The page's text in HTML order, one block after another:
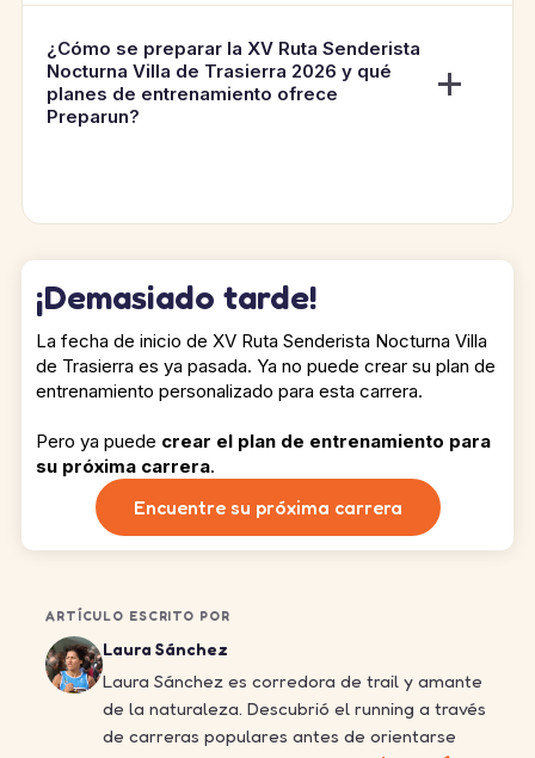
¿Cómo se preparar la XV Ruta Senderista
Nocturna Villa de Trasierra 2026 y qué
planes de entrenamiento ofrece
Preparun?
¡Demasiado tarde!
La fecha de inicio de XV Ruta Senderista Nocturna Villa
de Trasierra es ya pasada. Ya no puede crear su plan de
entrenamiento personalizado para esta carrera.
Pero ya puede crear el plan de entrenamiento para
su próxima carrera.
Encuentre su próxima carrera
ARTÍCULO ESCRITO POR
Laura Sánchez
Laura Sánchez es corredora de trail y amante
de la naturaleza. Descubrió el running a través
de carreras populares antes de orientarse